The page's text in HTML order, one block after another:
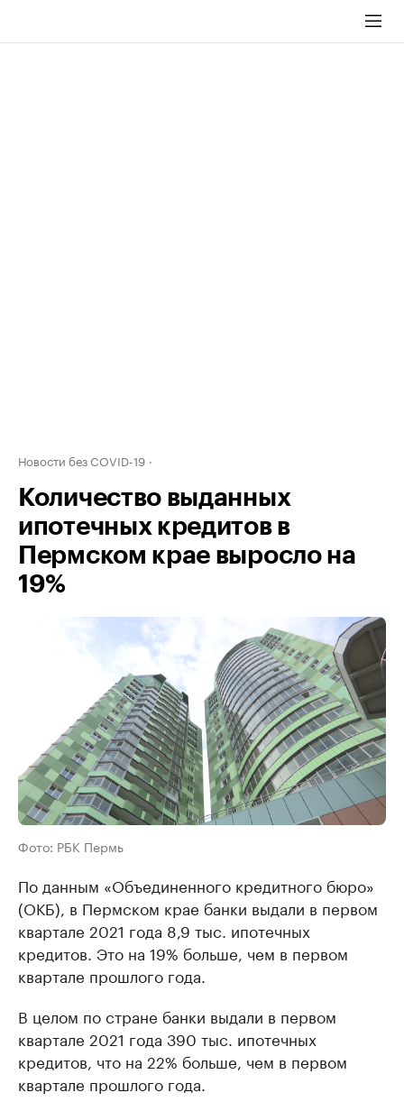
Новости без COVID-19
Количество выданных
ипотечных кредитов в
Пермском крае выросло на
19%
Фото: РБК Пермь
По данным «Объединенного кредитного бюро»
(ОКБ), в Пермском крае банки выдали в первом
квартале 2021 года 8,9 тыс. ипотечных
кредитов. Это на 19% больше, чем в первом
квартале прошлого года.
В целом по стране банки выдали в первом
квартале 2021 года 390 тыс. ипотечных
кредитов, что на 22% больше, чем в первом
квартале прошлого года.